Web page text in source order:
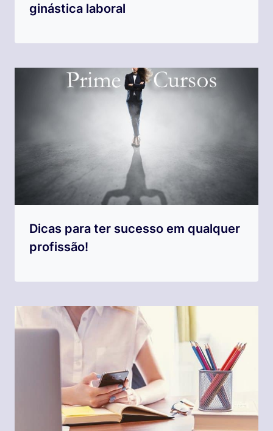
ginástica laboral
Dicas para ter sucesso em qualquer
profissão!